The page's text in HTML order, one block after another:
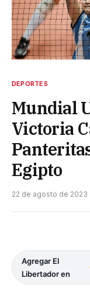
DEPORTES
Mundial
Victoria
Egipto
22 de agosto de 2023
Agregar El
Libertador en